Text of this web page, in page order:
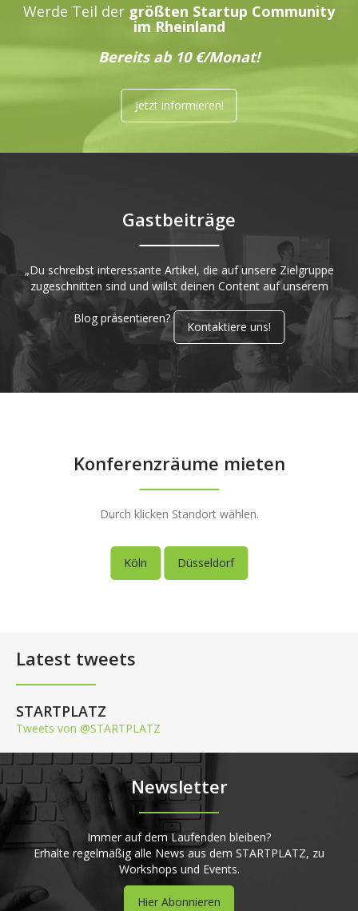
Werde Teil der größten Startup Community
im Rheinland
Bereits ab 10 €/Monat!
Jetzt informieren!
Gastbeiträge
„Du schreibst interessante Artikel, die auf unsere Zielgruppe
zugeschnitten sind und willst deinen Content auf unserem
Blog präsentieren?
Kontaktiere uns!
Konferenzräume mieten
Durch klicken Standort wählen.
Köln Düsseldorf
Latest tweets
STARTPLATZ
Tweets von @STARTPLATZ
Newsletter
Immer auf dem Laufenden bleiben?
Erhalte regelmäßig alle News aus dem STARTPLATZ, zu
Workshops und Events.
Hier Abonnieren